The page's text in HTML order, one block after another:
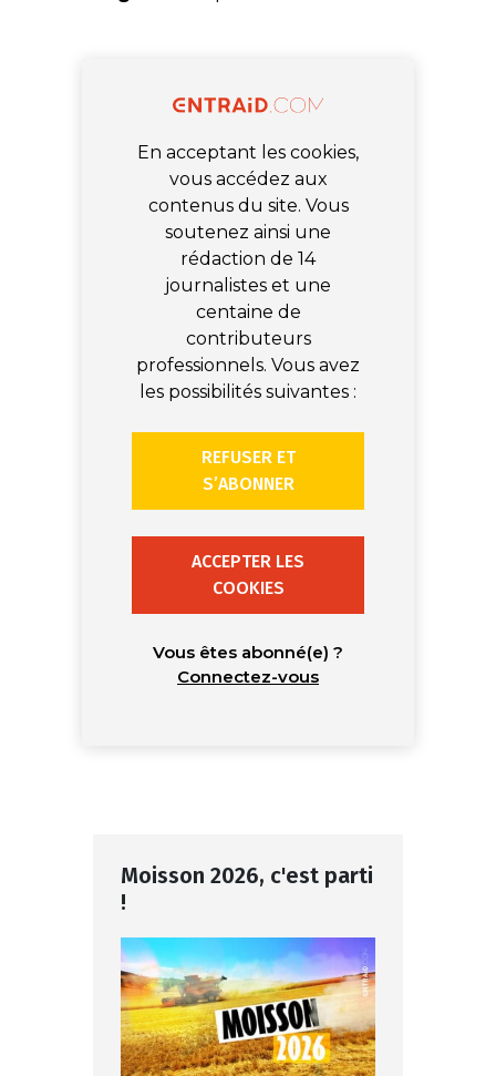
En acceptant les cookies,
vous accédez aux
contenus du site. Vous
soutenez ainsi une
rédaction de 14
journalistes et une
centaine de
contributeurs
professionnels. Vous avez
les possibilités suivantes :
REFUSER ET
S’ABONNER
ACCEPTER LES
COOKIES
Vous êtes abonné(e) ?
Connectez-vous
Moisson 2026, c'est parti
!